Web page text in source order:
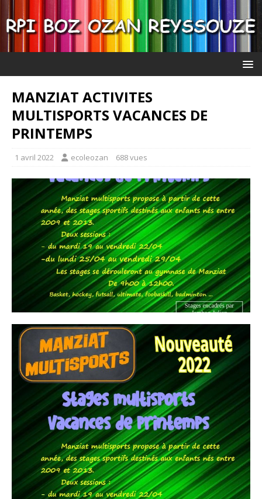
MANZIAT ACTIVITES
MULTISPORTS VACANCES DE
PRINTEMPS
1 avril 2022 ecoleozan 688 vues